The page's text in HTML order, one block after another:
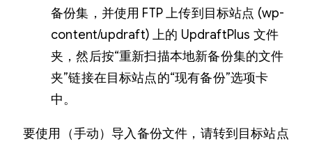
备份集，并使用 FTP 上传到目标站点 (wp-
content/updraft) 上的 UpdraftPlus 文件
夹，然后按“重新扫描本地新备份集的文件
夹”链接在目标站点的“现有备份”选项卡
中。
要使用（手动）导入备份文件，请转到目标站点